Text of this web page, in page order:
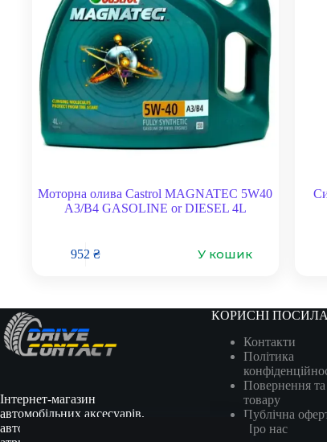
Моторна олива Castrol MAGNATEC 5W40
A3/B4 GASOLINE or DIESEL 4L
952₴ У кошик
Інтернет-магазин
автомобільних аксесуарів,
автотоварів, гоночної
КОРИСНІ
Контакти
Політика
Повернення та
товару
Публічна
Про нас